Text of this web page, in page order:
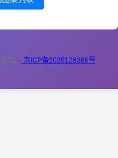
权。 京ICP备2025128386号